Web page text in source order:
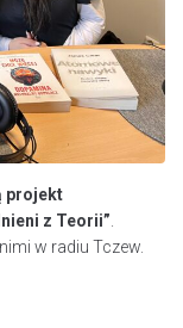
projekt
z Teorii”
w radiu Tczew.